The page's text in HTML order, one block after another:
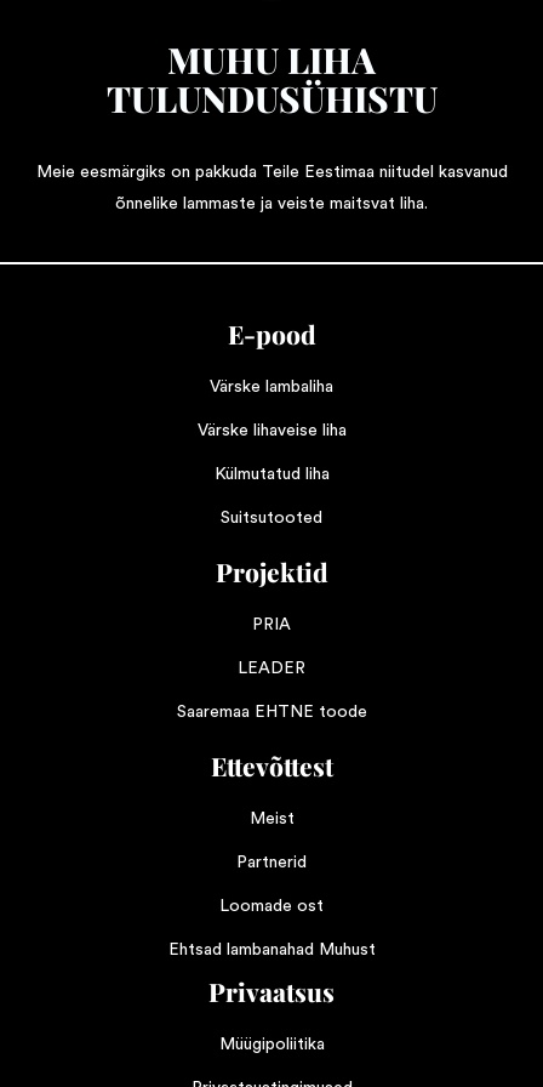
MUHU LIHA
TULUNDUSÜHISTU
Meie eesmärgiks on pakkuda Teile Eestimaa niitudel kasvanud
õnnelike lammaste ja veiste maitsvat liha.
E-pood
Värske lambaliha
Värske lihaveise liha
Külmutatud liha
Suitsutooted
Projektid
PRIA
LEADER
Saaremaa EHTNE toode
Ettevõttest
Meist
Partnerid
Loomade ost
Ehtsad lambanahad Muhust
Privaatsus
Müügipoliitika